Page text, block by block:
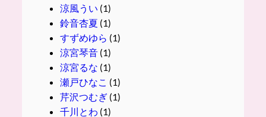
涼風うい (1)
鈴音杏夏 (1)
すずめゆら (1)
涼宮琴音(1)
涼宮るな (1)
瀬戸ひなこ (1)
芹沢つむぎ(1)
千川とわ (1)